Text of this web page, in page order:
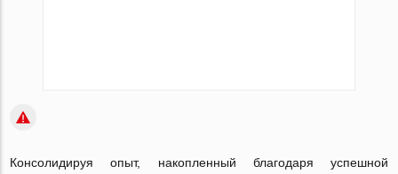
Консолидируя опыт, накопленный благодаря успешной